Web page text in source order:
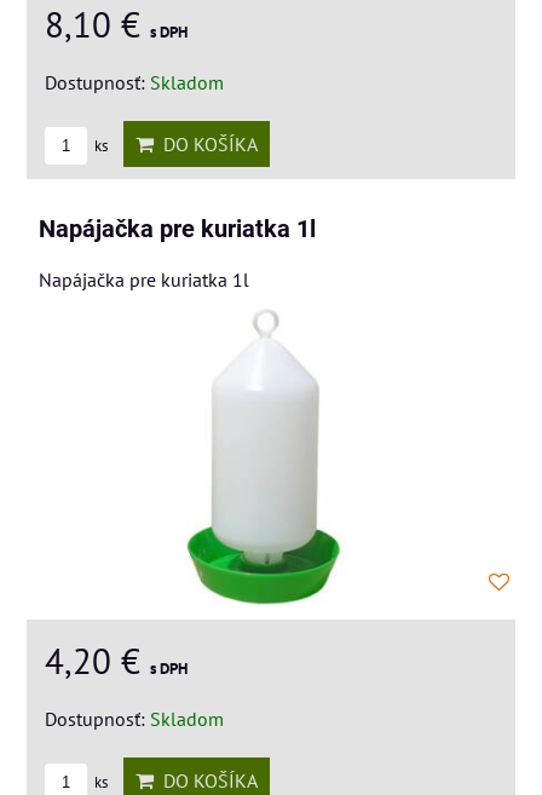
8,10 € s DPH
Dostupnosť: Skladom
ks DO KOŠÍKA
Napájačka pre kuriatka 1l
Napájačka pre kuriatka 1l
4,20 € s DPH
Dostupnosť: Skladom
ks DO KOŠÍKA